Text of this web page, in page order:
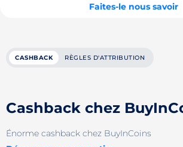
Faites-le nous savoir
CASHBACK RÈGLES D'ATTRIBUTION
Cashback chez
Énorme cashback chez BuyInCoins